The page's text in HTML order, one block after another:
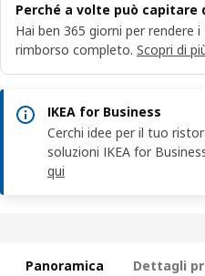
Perché a volte può capitare
Hai ben 365 giorni per rendere
rimborso completo. Scopri di
IKEA for Business
Cerchi idee per il tuo
soluzioni IKEA for
qui
Panoramica Dettagli